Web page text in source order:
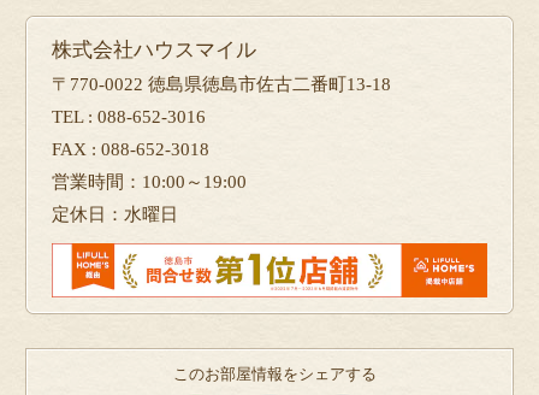
株式会社ハウスマイル
〒770-0022 徳島県徳島市佐古二番町13-18
TEL : 088-652-3016
FAX : 088-652-3018
営業時間：10:00～19:00
定休日：水曜日
このお部屋情報をシェアする